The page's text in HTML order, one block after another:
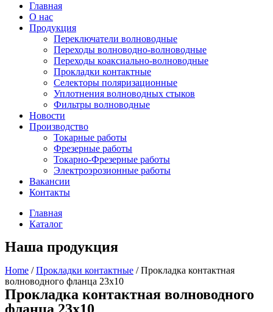
Главная
О нас
Продукция
Переключатели волноводные
Переходы волноводно-волноводные
Переходы коаксиально-волноводные
Прокладки контактные
Селекторы поляризационные
Уплотнения волноводных стыков
Фильтры волноводные
Новости
Производство
Токарные работы
Фрезерные работы
Токарно-Фрезерные работы
Электроэрозионные работы
Вакансии
Контакты
Главная
Каталог
Наша продукция
Home /Прокладки контактные / Прокладка контактная
волноводного фланца 23х10
Прокладка контактная волноводного